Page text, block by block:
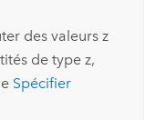
des valeurs z
de type z,
Spécifier